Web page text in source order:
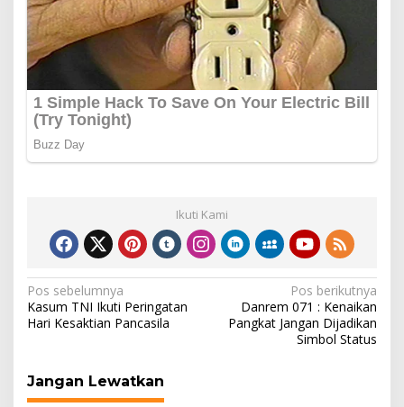
Ikuti Kami
Navigasi
pos
Pos sebelumnya
Kasum TNI Ikuti Peringatan
Hari Kesaktian Pancasila
Pos berikutnya
Danrem 071 : Kenaikan
Pangkat Jangan Dijadikan
Simbol Status
Jangan Lewatkan